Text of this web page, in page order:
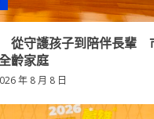
從守護孩子到陪伴長輩
齡家庭
年 8 月 8 日